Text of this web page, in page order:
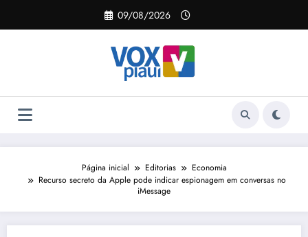
o
09/08/2026
Página inicial Editorias
Economia
Recurso secreto da Apple pode indicar espionagem em conversas no
iMessage